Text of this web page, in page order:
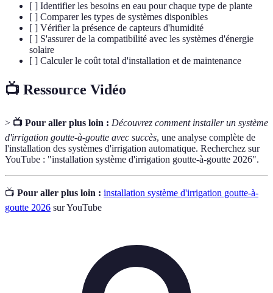
[ ] Identifier les besoins en eau pour chaque type de plante
[ ] Comparer les types de systèmes disponibles
[ ] Vérifier la présence de capteurs d'humidité
[ ] S'assurer de la compatibilité avec les systèmes d'énergie
solaire
[ ] Calculer le coût total d'installation et de maintenance
📺 Ressource Vidéo
> 📺 Pour aller plus loin : Découvrez comment installer un système
d'irrigation goutte-à-goutte avec succès, une analyse complète de
l'installation des systèmes d'irrigation automatique. Recherchez sur
YouTube : "installation système d'irrigation goutte-à-goutte 2026".
📺 Pour aller plus loin : installation système d'irrigation goutte-à-
goutte 2026 sur YouTube